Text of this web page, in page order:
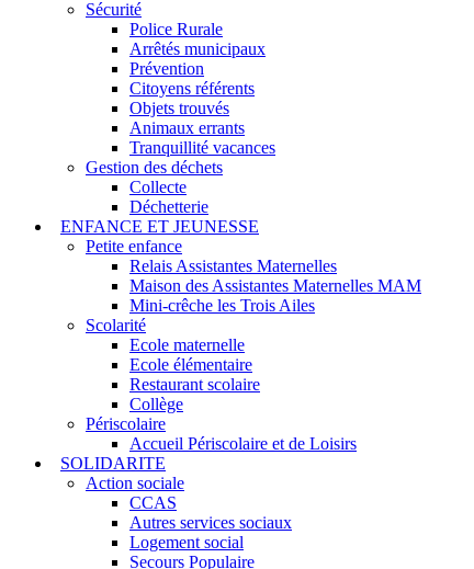
Sécurité
Police Rurale
Arrêtés municipaux
Prévention
Citoyens référents
Objets trouvés
Animaux errants
Tranquillité vacances
Gestion des déchets
Collecte
Déchetterie
ENFANCE ET JEUNESSE
Petite enfance
Relais Assistantes Maternelles
Maison des Assistantes Maternelles MAM
Mini-crêche les Trois Ailes
Scolarité
Ecole maternelle
Ecole élémentaire
Restaurant scolaire
Collège
Périscolaire
Accueil Périscolaire et de Loisirs
SOLIDARITE
Action sociale
CCAS
Autres services sociaux
Logement social
Secours Populaire